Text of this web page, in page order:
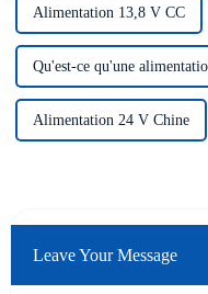
Alimentation 13,8 V CC
Qu'est-ce qu'une
Alimentation 24 V Chine
Leave Your Message